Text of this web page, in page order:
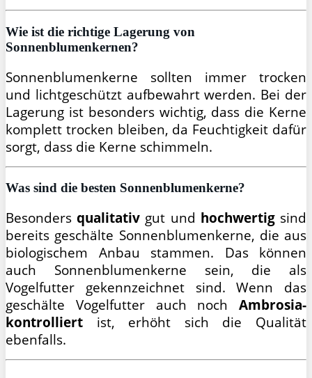
Wie ist die richtige Lagerung von
Sonnenblumenkernen?
Sonnenblumenkerne sollten immer trocken
und lichtgeschützt aufbewahrt werden. Bei der
Lagerung ist besonders wichtig, dass die Kerne
komplett trocken bleiben, da Feuchtigkeit dafür
sorgt, dass die Kerne schimmeln.
Was sind die besten Sonnenblumenkerne?
Besondersqualitativ gut und hochwertigsind
bereits geschälte Sonnenblumenkerne, die aus
biologischem Anbau stammen. Das können
auch Sonnenblumenkerne sein, die als
Vogelfutter gekennzeichnet sind. Wenn das
geschälte Vogelfutter auch noch Ambrosia-
kontrolliert ist, erhöht sich die Qualität
ebenfalls.